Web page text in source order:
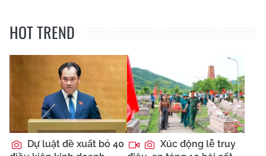
HOT TREND
Dự luật đề xuất bỏ 40
Xúc động lễ truy